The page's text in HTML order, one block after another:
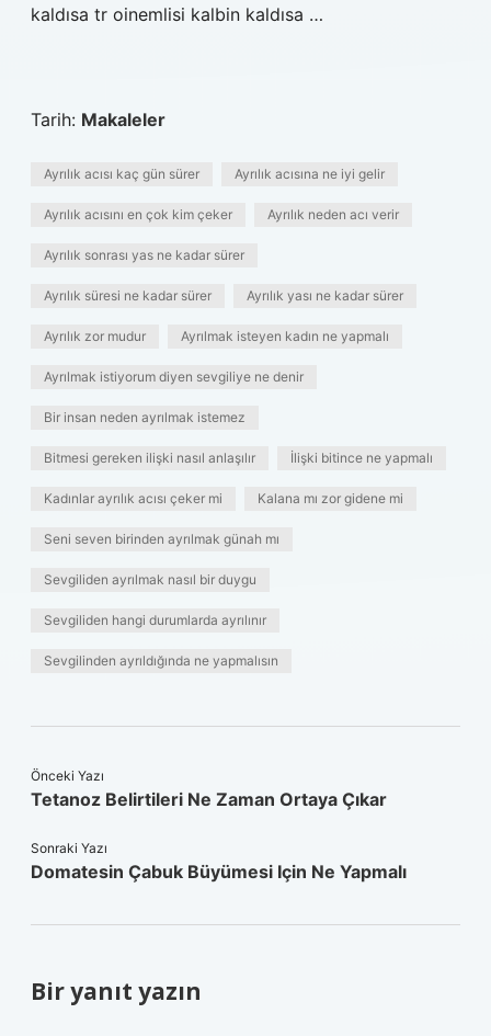
kaldısa tr oinemlisi kalbin kaldısa …
Tarih: Makaleler
Ayrılık acısı kaç gün sürer Ayrılık acısına ne iyi gelir
Ayrılık acısını en çok kim çeker Ayrılık neden acı verir
Ayrılık sonrası yas ne kadar sürer
Ayrılık süresi ne kadar sürer Ayrılık yası ne kadar sürer
Ayrılık zor mudur Ayrılmak isteyen kadın ne yapmalı
Ayrılmak istiyorum diyen sevgiliye ne denir
Bir insan neden ayrılmak istemez
Bitmesi gereken ilişki nasıl anlaşılır İlişki bitince ne yapmalı
Kadınlar ayrılık acısı çeker mi Kalana mı zor gidene mi
Seni seven birinden ayrılmak günah mı
Sevgiliden ayrılmak nasıl bir duygu
Sevgiliden hangi durumlarda ayrılınır
Sevgilinden ayrıldığında ne yapmalısın
Önceki Yazı
Tetanoz Belirtileri Ne Zaman Ortaya Çıkar
Sonraki Yazı
Domatesin Çabuk Büyümesi Için Ne Yapmalı
Bir yanıt yazın